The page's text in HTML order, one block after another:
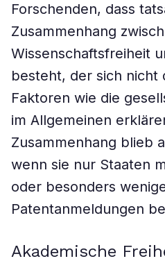
Forschenden, dass
Zusammenhang
Wissenschaftsfreiheit
besteht, der sich nicht
Faktoren wie die
im Allgemeinen
Zusammenhang blieb
wenn sie nur Staaten
oder besonders
Patentanmeldungen
Akademische